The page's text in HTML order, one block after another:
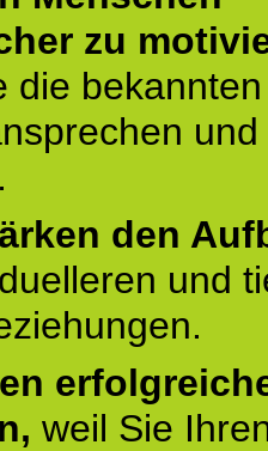
zu
die bekannten
und
den
und
weil Sie